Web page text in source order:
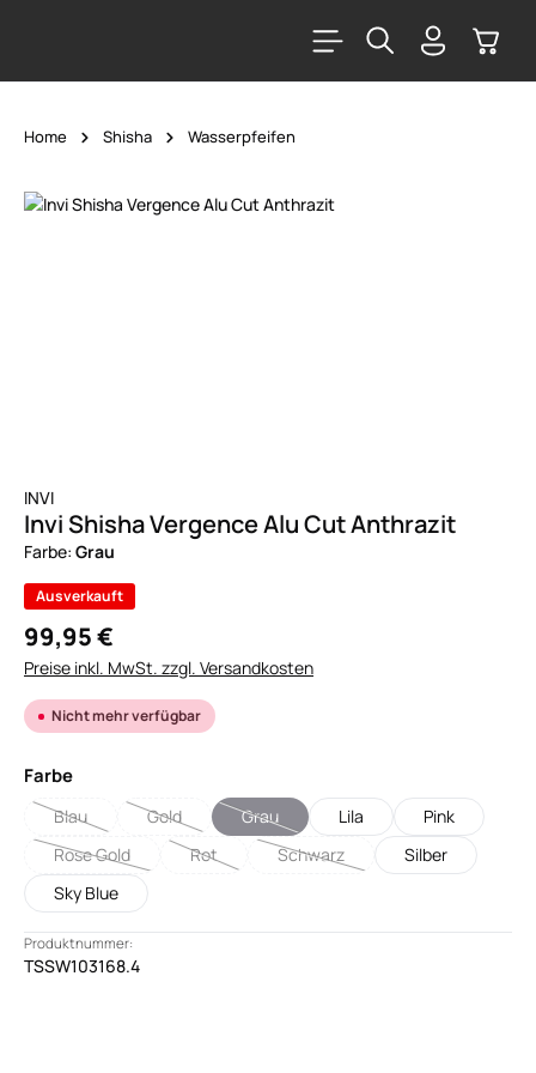
Home Shisha Wasserpfeifen
Bildergalerie überspringen
INVI
Invi Shisha Vergence Alu Cut Anthrazit
Farbe: Grau
Ausverkauft
99,95 €
Preise inkl. MwSt. zzgl. Versandkosten
Nicht mehr verfügbar
Farbeauswählen
Blau
(Diese Option ist zurzeit nicht verfügbar.)
Gold
(Diese Option ist zurzeit nicht verfügbar.)
Grau
(Diese Option ist zurzeit nicht verfügbar.)
Lila
Pink
Rose Gold
(Diese Option ist zurzeit nicht verfügbar.)
Rot
(Diese Option ist zurzeit nicht verfügbar.)
Schwarz
(Diese Option ist zurzeit nicht
Silber
Sky Blue
Produktnummer:
TSSW103168.4